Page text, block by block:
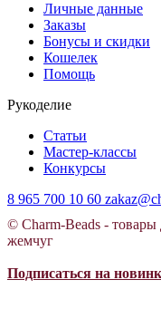
Личные данные
Заказы
Бонусы и скидки
Кошелек
Помощь
Рукоделие
Статьи
Мастер-классы
Конкурсы
8 965 700 10 60
© Charm-Beads - товары
жемчуг
Подписаться на